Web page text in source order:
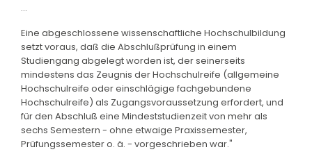
...
Eine abgeschlossene wissenschaftliche Hochschulbildung
setzt voraus, daß die Abschlußprüfung in einem
Studiengang abgelegt worden ist, der seinerseits
mindestens das Zeugnis der Hochschulreife (allgemeine
Hochschulreife oder einschlägige fachgebundene
Hochschulreife) als Zugangsvoraussetzung erfordert, und
für den Abschluß eine Mindeststudienzeit von mehr als
sechs Semestern - ohne etwaige Praxissemester,
Prüfungssemester o. ä. - vorgeschrieben war."